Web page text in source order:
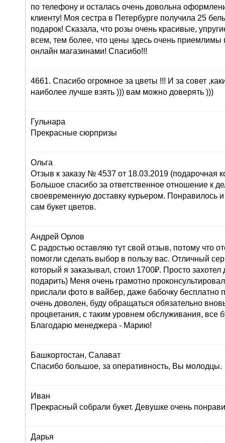
по телефону и осталась очень довольна
клиенту! Моя сестра в Петербурге получила 25
подарок! Сказала, что розы очень красивые,
всем, тем более, что цены здесь очень приемлимы
онлайн магазинами! Спасибо!!!
4661. Спасибо огромное за цветы !!! И за совет
наиболее лучше взять ))) вам можно доверять )))
Гульнара
Прекрасные сюрпризы
Ольга
Отзыв к заказу № 4537 от 18.03.2019 (подарочная
Большое спасибо за ответственное отношение к
своевременную доставку курьером. Понравилось
сам букет цветов.
Андрей Орлов
С радостью оставляю тут свой отзыв, потому что
помогли сделать выбор в пользу вас. Отличный
который я заказывал, стоил 1700₽. Просто
подарить) Меня очень грамотно
прислали фото в вайбер, даже бабочку бесплатно
очень доволен, буду обращаться обязательно
процветания, с таким уровнем обслуживания, все
Благодарю менеджера - Марию!
Башкортостан, Салават
Спасибо большое, за оперативность, Вы молодцы.
Иван
Прекрасный собрали букет. Девушке очень
Дарья